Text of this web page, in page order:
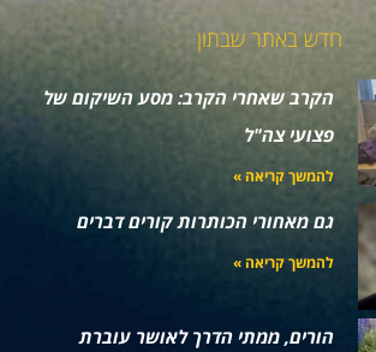
חדש באתר שבתון
הקרב שאחרי הקרב: מסע השיקום של
פצועי צה"ל
להמשך קריאה »
גם מאחורי הכותרות קורים דברים
להמשך קריאה »
הורים, ממתי הדרך לאושר עוברת